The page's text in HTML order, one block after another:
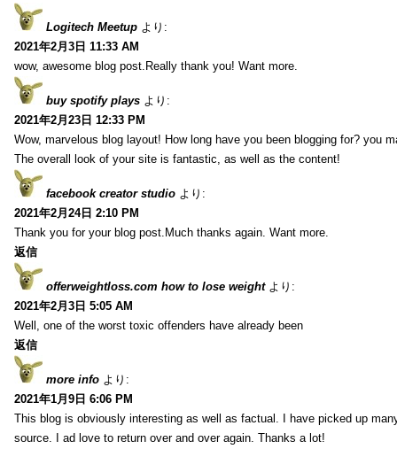
Logitech Meetup より:
2021年2月3日 11:33 AM
wow, awesome blog post.Really thank you! Want more.
buy spotify plays より:
2021年2月23日 12:33 PM
Wow, marvelous blog layout! How long have you been blogging for? you
The overall look of your site is fantastic, as well as the content!
facebook creator studio より:
2021年2月24日 2:10 PM
Thank you for your blog post.Much thanks again. Want more.
返信
offerweightloss.com how to lose weight より:
2021年2月3日 5:05 AM
Well, one of the worst toxic offenders have already been
返信
more info より:
2021年1月9日 6:06 PM
This blog is obviously interesting as well as factual. I have picked up
source. I ad love to return over and over again. Thanks a lot!